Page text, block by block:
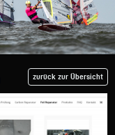
zurück zur Übersicht